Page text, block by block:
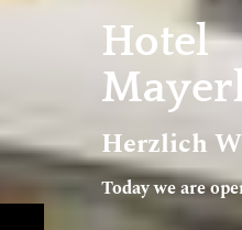
Hotel
Herzlich
Today we are